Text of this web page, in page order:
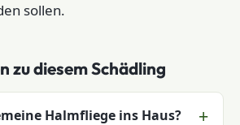
sollen.
zu diesem Schädling
Halmfliege ins Haus?